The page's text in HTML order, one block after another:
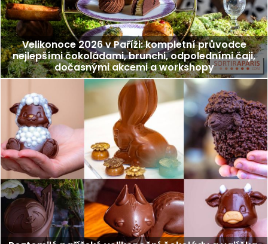
Velikonoce 2026 v Paříži: kompletní průvodce
nejlepšími čokoládami, brunchi, odpoledními čaji,
dočasnými akcemi a workshopy